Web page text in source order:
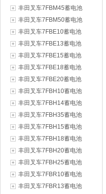
丰田叉车7FBM45蓄电池
丰田叉车7FBM50蓄电池
丰田叉车7FBE10蓄电池
丰田叉车7FBE13蓄电池
丰田叉车7FBE15蓄电池
丰田叉车7FBE18蓄电池
丰田叉车7FBE20蓄电池
丰田叉车7FBH10蓄电池
丰田叉车7FBH14蓄电池
丰田叉车7FBH35蓄电池
丰田叉车7FBH15蓄电池
丰田叉车7FBH18蓄电池
丰田叉车7FBH20蓄电池
丰田叉车7FBH25蓄电池
丰田叉车7FBR10蓄电池
丰田叉车7FBR13蓄电池